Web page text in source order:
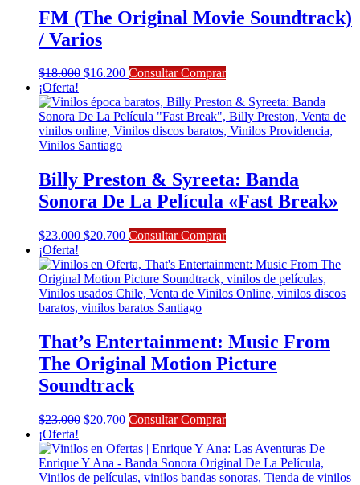
FM (The Original Movie Soundtrack)
/ Varios
$18.000 El
original
era:
$18.000.
$16.200El
actual
es:
$16.200.
Consultar Comprar
¡Oferta!
Billy Preston & Syreeta: Banda
Sonora De La Película «Fast Break»
$23.000 El
original
era:
$23.000.
$20.700El
actual
es:
$20.700.
Consultar Comprar
¡Oferta!
That’s Entertainment: Music From
The Original Motion Picture
Soundtrack
$23.000 El
original
era:
$23.000.
$20.700El
actual
es:
$20.700.
Consultar Comprar
¡Oferta!